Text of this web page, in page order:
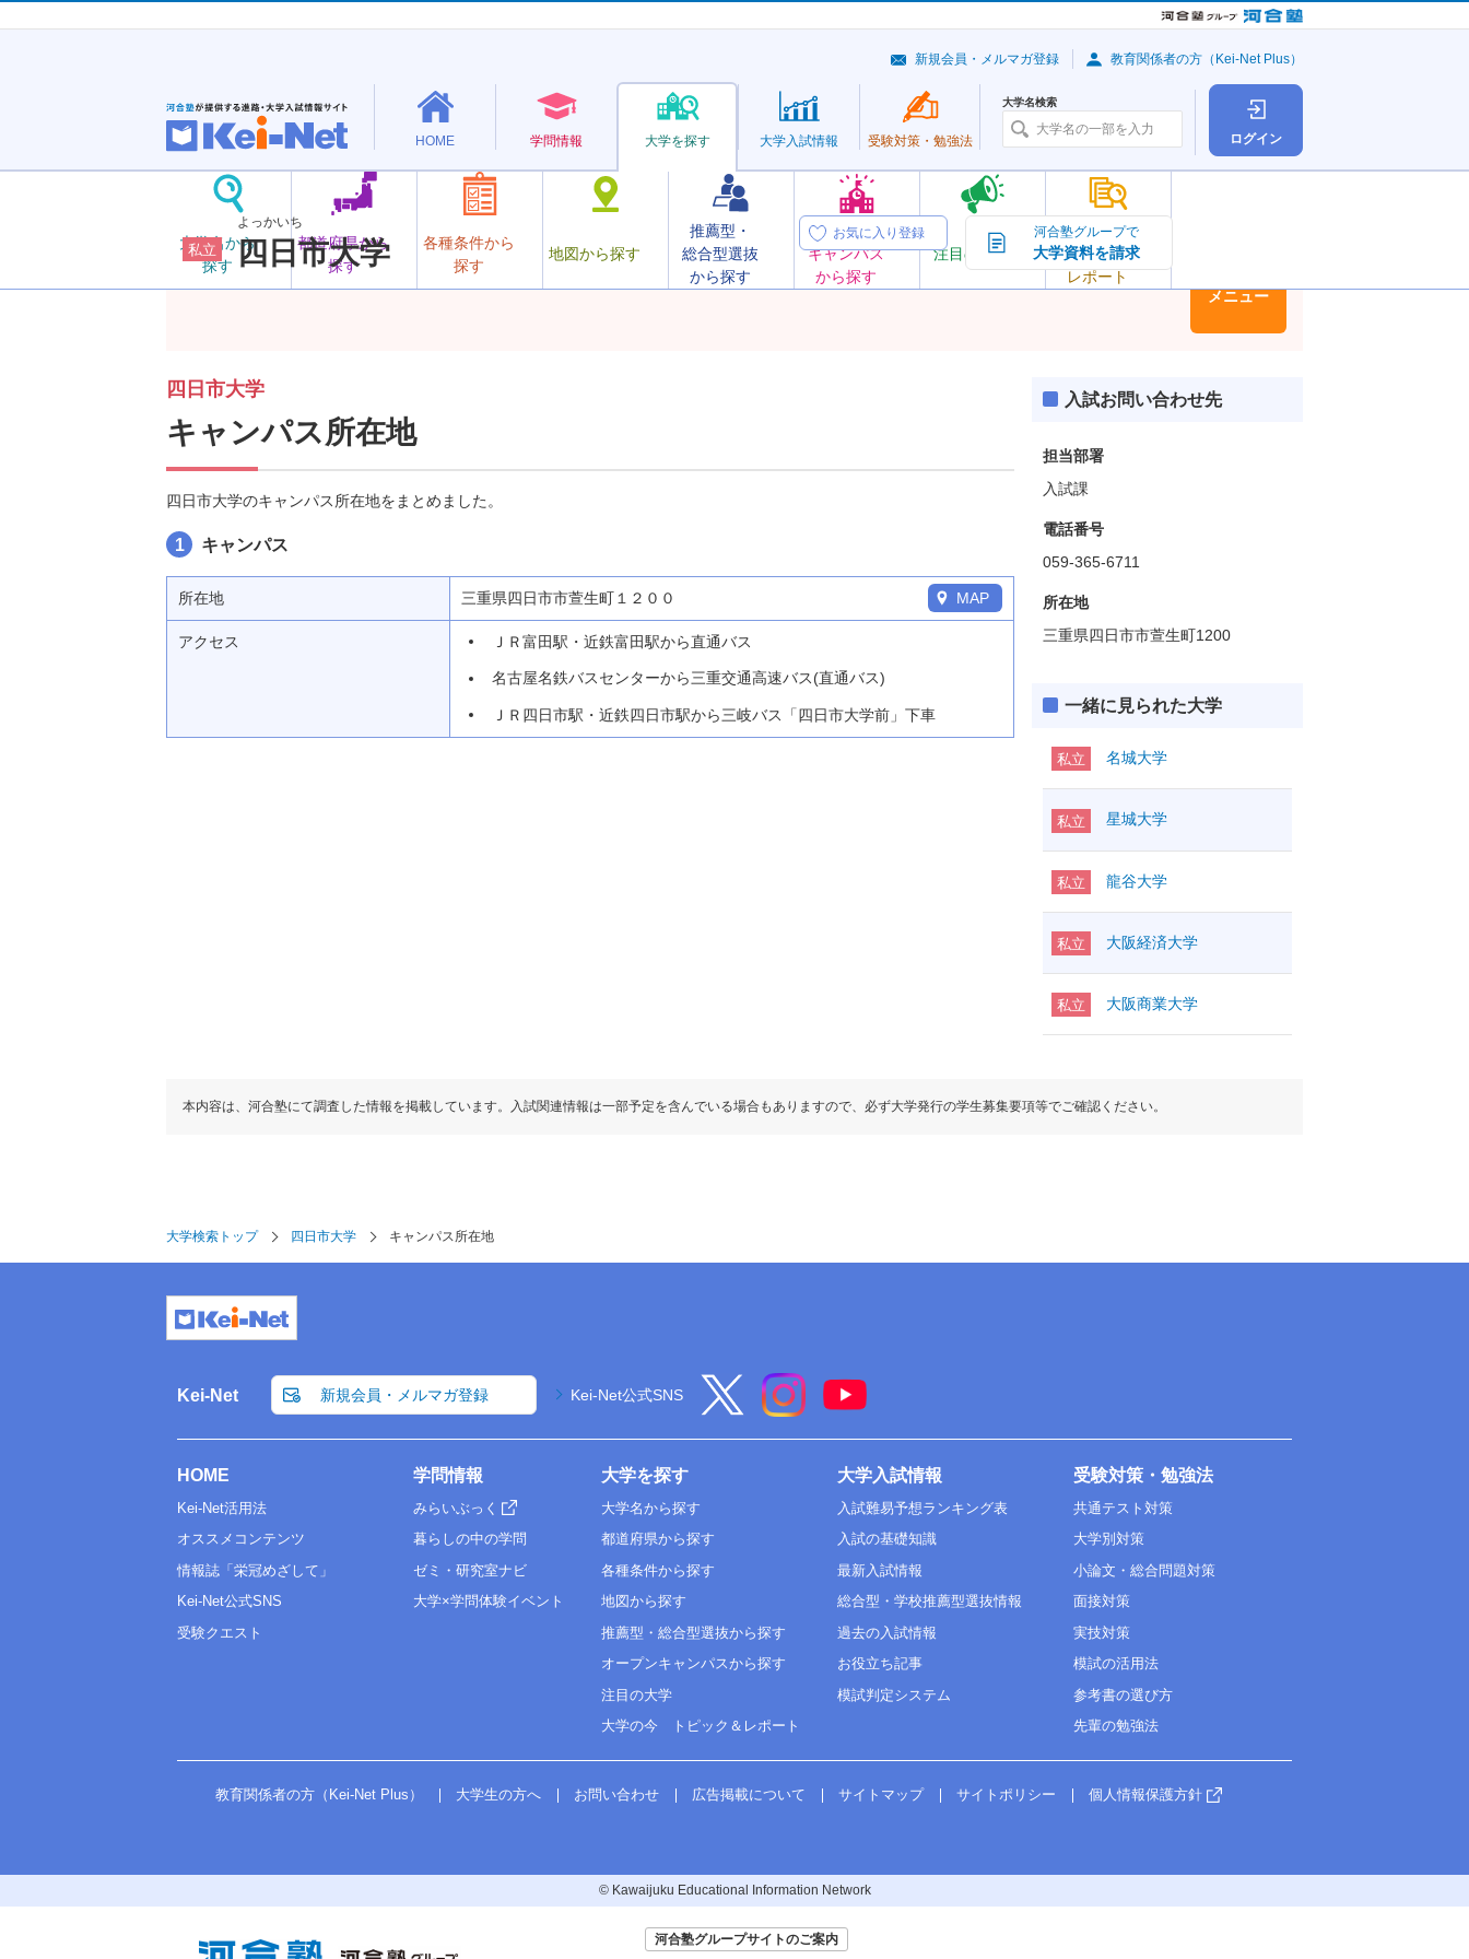
ログイン
HOME 学問情報 大学を探す
大学名から
探す
都道府県から
探す
各種条件から
探す
地図から探す
推薦型・
総合型選抜
から探す
オープン
キャンパス
から探す
注目の大学
大学の今
トピック＆
レポート
大学入試情報 受験対策・ 勉強法
大学名検索
新規会員・メルマガ登録 教育関係者の方（Kei-Net Plus）
私立
よっかいち
四日市大学
お気に入り登録 河合塾グループで
大学資料を請求
メニュー
四日市大学
キャンパス所在地
四日市大学のキャンパス所在地をまとめました。
1 キャンパス
所在地 三重県四日市市萱生町１２００ MAP
アクセス ＪＲ富田駅・近鉄富田駅から直通バス
名古屋名鉄バスセンターから三重交通高速バス(直通バス)
ＪＲ四日市駅・近鉄四日市駅から三岐バス「四日市大学前」下車
入試お問い合わせ先
担当部署
入試課
電話番号
059-365-6711
所在地
三重県四日市市萱生町1200
一緒に見られた大学
私立 名城大学
私立 星城大学
私立 龍谷大学
私立 大阪経済大学
私立 大阪商業大学
本内容は、河合塾にて調査した情報を掲載しています。入試関連情報は一部予定を含んでいる場合もありますので、必ず大学発行の学生募集要項等でご確認ください。
大学検索トップ 四日市大学 キャンパス所在地
Kei-Net 新規会員・メルマガ登録 Kei-Net公式SNS
HOME
Kei-Net活用法
オススメコンテンツ
情報誌「栄冠めざして」
Kei-Net公式SNS
受験クエスト
学問情報
みらいぶっく
暮らしの中の学問
ゼミ・研究室ナビ
大学×学問体験イベント
大学を探す
大学名から探す
都道府県から探す
各種条件から探す
地図から探す
推薦型・総合型選抜から探す
オープンキャンパスから探す
注目の大学
大学の今 トピック＆レポート
大学入試情報
入試難易予想ランキング表
入試の基礎知識
最新入試情報
総合型・学校推薦型選抜情報
過去の入試情報
お役立ち記事
模試判定システム
受験対策・勉強法
共通テスト対策
大学別対策
小論文・総合問題対策
面接対策
実技対策
模試の活用法
参考書の選び方
先輩の勉強法
教育関係者の方（Kei-Net Plus） 大学生の方へ お問い合わせ 広告掲載について サイトマップ サイトポリシー 個人情報保護方針
© Kawaijuku Educational Information Network
河合塾グループサイトのご案内